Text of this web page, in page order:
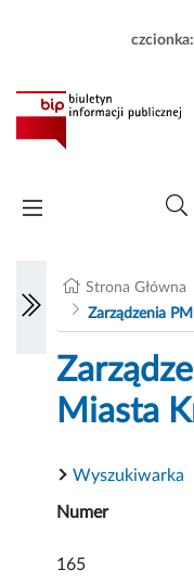
czcionka:
Strona Główna
Zarządzenia
Miasta
Wyszukiwarka
Numer
165